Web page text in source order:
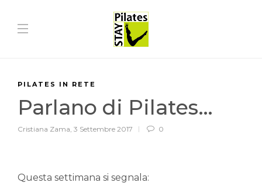
PILATES IN RETE
Parlano di Pilates…
Cristiana Zama, 3 Settembre 2017 0
Questa settimana si segnala: